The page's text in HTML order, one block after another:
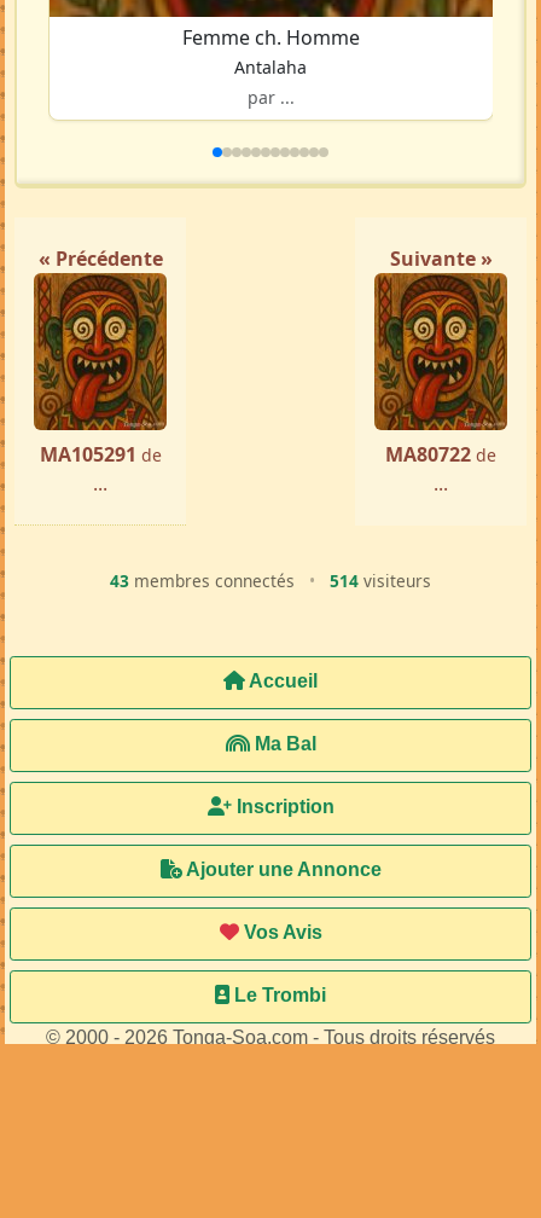
Femme ch. Homme
Antalaha
par ...
« Précédente
MA105291 de
...
Suivante »
MA80722 de
...
43 membres connectés • 514 visiteurs
Accueil
Ma Bal
Inscription
Ajouter une Annonce
Vos Avis
Le Trombi
© 2000 - 2026 Tonga-Soa.com - Tous droits réservés